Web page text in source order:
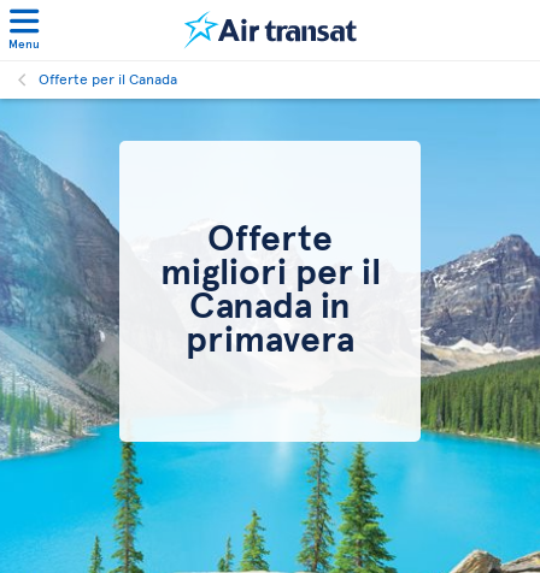
Menu
Offerte per il Canada
Offerte
migliori per il
Canada in
primavera